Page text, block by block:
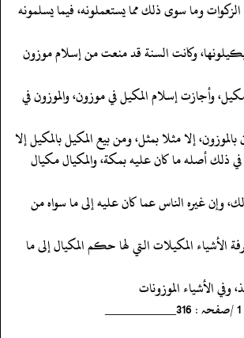
وما سوى ذلك مما يستعملونه، فيما يسلمونه
وكانت السنة قد منعت من إسلام موزون
وأجازت إسلام المكيل في موزون، والموزون في
إلا مثلا بمثل، ومن بيع المكيل بالمكيل إلا
في ذلك أصله ما كان عليه بمكة، والمكيال مكيال
وإن غيره الناس عما كان عليه إلى ما سواه من
الأشياء المكيلات التي لها حكم المكيال إلى ما
وفي الأشياء الموزونات